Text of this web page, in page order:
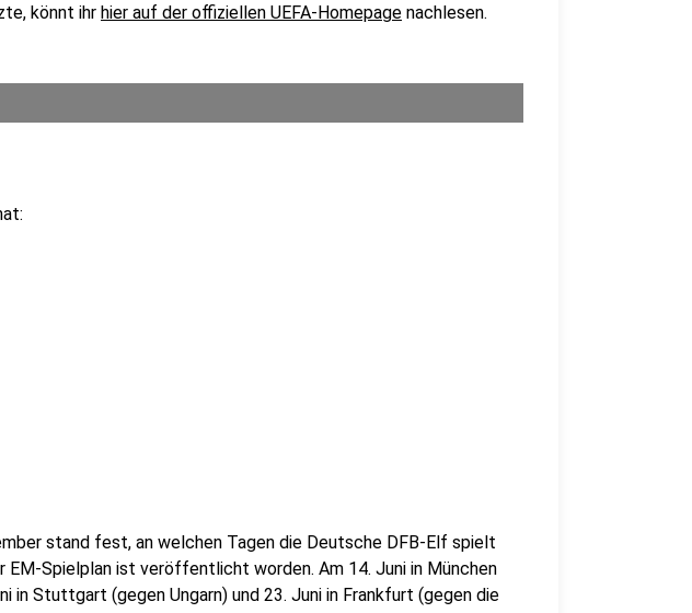
könnt ihr hier auf der offiziellen UEFA-Homepage nachlesen.
stand fest, an welchen Tagen die Deutsche DFB-Elf spielt
EM-Spielplan ist veröffentlicht worden. Am 14. Juni in München
in Stuttgart (gegen Ungarn) und 23. Juni in Frankfurt (gegen die